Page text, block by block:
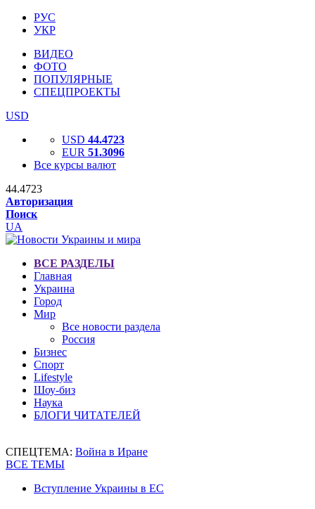
РУС
УКР
ВИДЕО
ФОТО
ПОПУЛЯРНЫЕ
СПЕЦПРОЕКТЫ
USD
USD 44.4723
EUR 51.3096
Все курсы валют
44.4723
Авторизация
Поиск
UA
ВСЕ РАЗДЕЛЫ
Главная
Украина
Город
Мир
Все новости раздела
Россия
Бизнес
Спорт
Lifestyle
Шоу-биз
Наука
БЛОГИ ЧИТАТЕЛЕЙ
СПЕЦТЕМА: Война в Иране
ВСЕ ТЕМЫ
Вступление Украины в ЕС